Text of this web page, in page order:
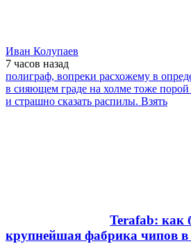
Иван Колупаев
7 часов назад
полиграф, вопреки расхожему в
в сияющем граде на холме тоже порой
и страшно сказать распилы. Взять
Terafab: как
крупнейшая фабрика чипов